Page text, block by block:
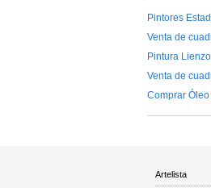
Pintores
Venta de
Pintura Lienzo
Venta de
Comprar
Artelista